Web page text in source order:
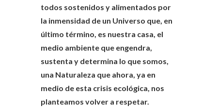
todos sostenidos y alimentados por
la inmensidad de un Universo que, en
último término, es nuestra casa, el
medio ambiente que engendra,
sustenta y determina lo que somos,
una Naturaleza que ahora, ya en
medio de esta crisis ecológica, nos
planteamos volver a respetar.